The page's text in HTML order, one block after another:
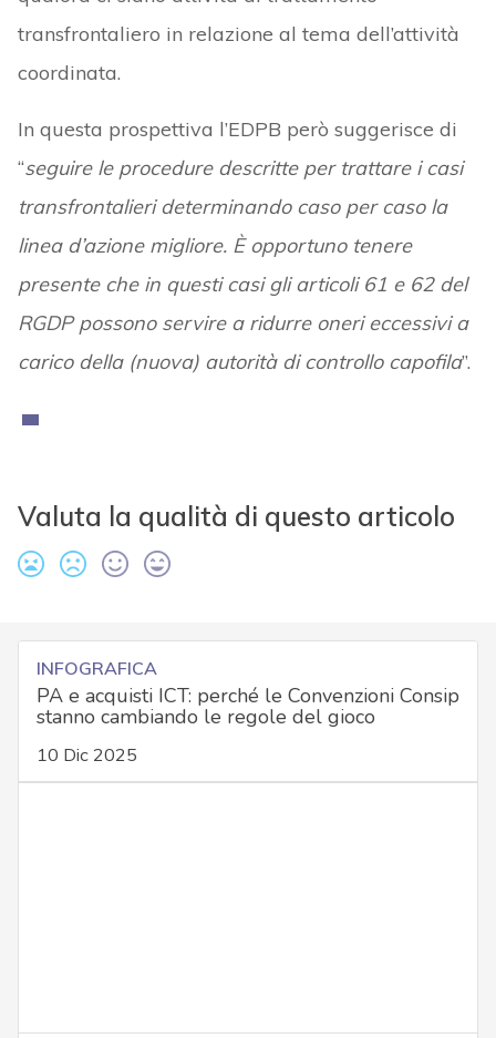
transfrontaliero in relazione al tema dell’attività
coordinata.
In questa prospettiva l’EDPB però suggerisce di
“seguire le procedure descritte per trattare i casi
transfrontalieri determinando caso per caso la
linea d’azione migliore. È opportuno tenere
presente che in questi casi gli articoli 61 e 62 del
RGDP possono servire a ridurre oneri eccessivi a
carico della (nuova) autorità di controllo capofila”.
Valuta la qualità di questo articolo
INFOGRAFICA
PA e acquisti ICT: perché le Convenzioni Consip
stanno cambiando le regole del gioco
10 Dic 2025